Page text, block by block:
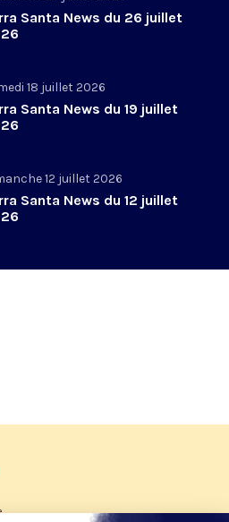
Santa News du 26 juillet
18 juillet 2026
Santa News du 19 juillet
12 juillet 2026
Santa News du 12 juillet